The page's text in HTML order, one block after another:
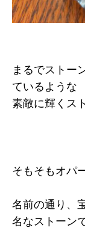
まるでストー
ているような
素敵に輝くス
そもそもオパ
名前の通り、
名なストーン